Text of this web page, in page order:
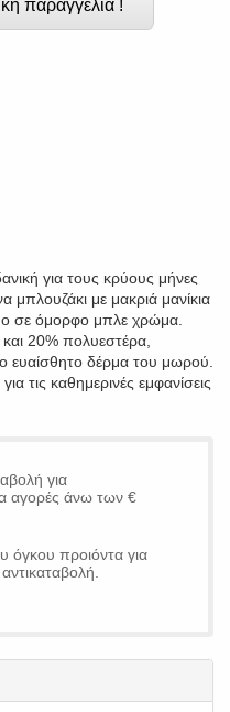
παραγγελία !
για τους κρύους μήνες
μπλουζάκι με μακριά μανίκια
σε όμορφο μπλε χρώμα.
20% πολυεστέρα,
ευαίσθητο δέρμα του μωρού.
τις καθημερινές εμφανίσεις
για
αγορές άνω των €
όγκου προιόντα για